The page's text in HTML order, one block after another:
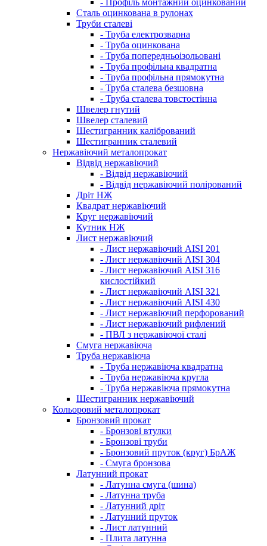
- Профіль монтажний оцинкований
Сталь оцинкована в рулонах
Труби сталеві
- Труба електрозварна
- Труба оцинкована
- Труба попередньоізольовані
- Труба профільна квадратна
- Труба профільна прямокутна
- Труба сталева безшовна
- Труба сталева товстостінна
Швелер гнутий
Швелер сталевий
Шестигранник калібрований
Шестигранник сталевий
Нержавіючий металопрокат
Відвід нержавіючий
- Відвід нержавіючий
- Відвід нержавіючий полірований
Дріт НЖ
Квадрат нержавіючий
Круг нержавіючий
Кутник НЖ
Лист нержавіючий
- Лист нержавіючий AISI 201
- Лист нержавіючий AISI 304
- Лист нержавіючий AISI 316
кислостійкий
- Лист нержавіючий AISI 321
- Лист нержавіючий AISI 430
- Лист нержавіючий перфорований
- Лист нержавіючий рифлений
- ПВЛ з нержавіючої сталі
Смуга нержавіюча
Труба нержавіюча
- Труба нержавіюча квадратна
- Труба нержавіюча кругла
- Труба нержавіюча прямокутна
Шестигранник нержавіючий
Кольоровий металопрокат
Бронзовий прокат
- Бронзові втулки
- Бронзові труби
- Бронзовий пруток (круг) БрАЖ
- Смуга бронзова
Латунний прокат
- Латунна смуга (шина)
- Латунна труба
- Латунний дріт
- Латунний пруток
- Лист латунний
- Плита латунна